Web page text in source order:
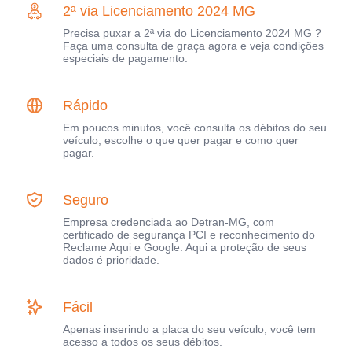
2ª via Licenciamento 2024 MG
Precisa puxar a 2ª via do Licenciamento 2024 MG ?
Faça uma consulta de graça agora e veja condições
especiais de pagamento.
Rápido
Em poucos minutos, você consulta os débitos do seu
veículo, escolhe o que quer pagar e como quer
pagar.
Seguro
Empresa credenciada ao Detran-MG, com
certificado de segurança PCI e reconhecimento do
Reclame Aqui e Google. Aqui a proteção de seus
dados é prioridade.
Fácil
Apenas inserindo a placa do seu veículo, você tem
acesso a todos os seus débitos.